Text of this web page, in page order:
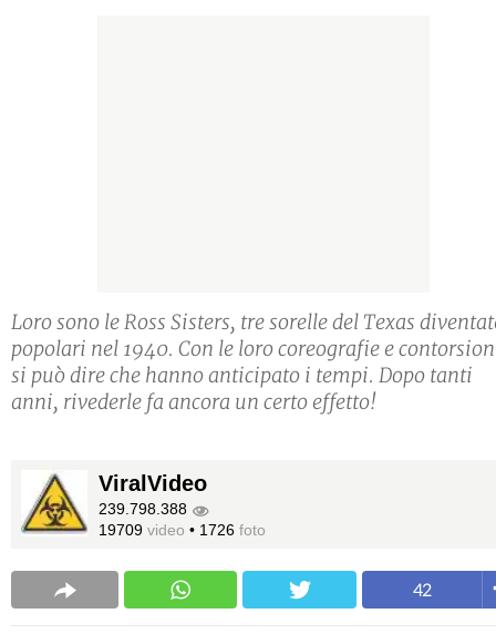
Loro sono le Ross Sisters, tre sorelle del Texas
popolari nel 1940. Con le loro coreografie e
si può dire che hanno anticipato i tempi. Dopo tanti
anni, rivederle fa ancora un certo effetto!
ViralVideo
239.798.388
19709 video • 1726 foto
42